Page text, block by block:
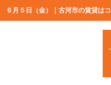
６月５日（金）｜古河市の賃貸は